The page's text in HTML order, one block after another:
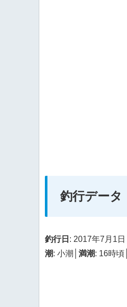
釣行データ
釣行日 : 2017年7月1日│
潮: 小潮│ 満潮: 16時頃│